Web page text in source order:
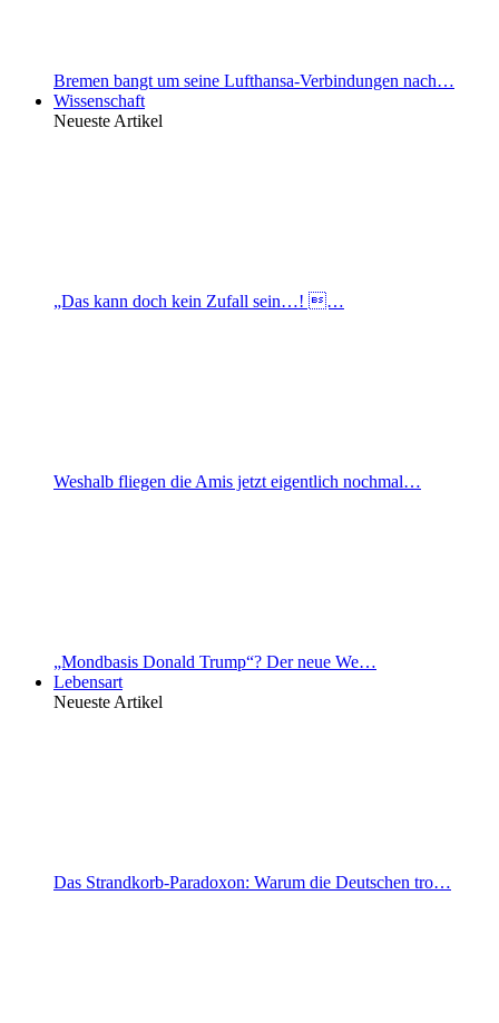
Bremen bangt um seine Lufthansa-Verbindungen nach…
Wissenschaft
Neueste Artikel
„Das kann doch kein Zufall sein…! …
Weshalb fliegen die Amis jetzt eigentlich nochmal…
„Mondbasis Donald Trump“? Der neue We…
Lebensart
Neueste Artikel
Das Strandkorb-Paradoxon: Warum die Deutschen tro…